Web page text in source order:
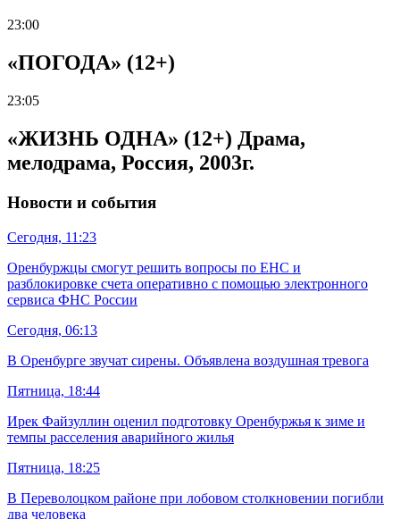
23:00
«ПОГОДА» (12+)
23:05
«ЖИЗНЬ ОДНА» (12+) Драма,
мелодрама, Россия, 2003г.
Новости и события
Сегодня, 11:23
Оренбуржцы смогут решить вопросы по ЕНС и
разблокировке счета оперативно с помощью электронного
сервиса ФНС России
Сегодня, 06:13
В Оренбурге звучат сирены. Объявлена воздушная тревога
Пятница, 18:44
Ирек Файзуллин оценил подготовку Оренбуржья к зиме и
темпы расселения аварийного жилья
Пятница, 18:25
В Переволоцком районе при лобовом столкновении погибли
два человека